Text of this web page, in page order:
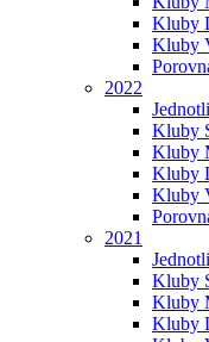
Kluby
Kluby
2022
Kluby
Kluby
Kluby
Kluby
2021
Kluby
Kluby
Kluby